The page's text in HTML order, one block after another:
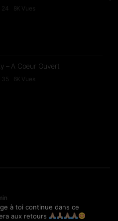
24 8K Vues
– A Coeur Ouvert
35 6K Vues
– Bella Makossa
75 11.2K Vues
à toi continue dans ce
aux retours